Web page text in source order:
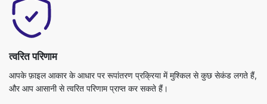
त्वरित परिणाम
आपके फ़ाइल आकार के आधार पर रूपांतरण प्रक्रिया में मुश्किल से कुछ सेकंड लगते हैं,
और आप आसानी से त्वरित परिणाम प्राप्त कर सकते हैं।